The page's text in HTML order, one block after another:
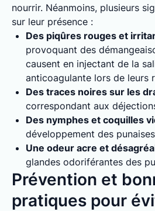
nourrir. Néanmoins, plusieurs
sur leur présence :
Des piqûres rouges et
provoquant des
causent en injectant de la
anticoagulante lors de leurs
Des traces noires sur les
correspondant aux
Des nymphes et coquilles
développement des
Une odeur acre et
glandes odoriférantes des
Prévention et
pratiques pour